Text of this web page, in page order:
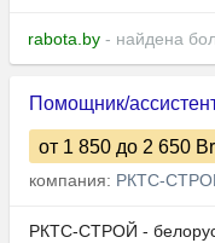
rabota.by - найдена
Помощник/
от 1 850 до 2 650 Br
компания: РКТС-
РКТС-СТРОЙ -